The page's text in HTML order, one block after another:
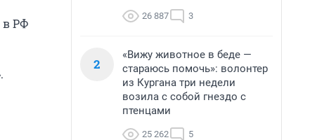
в РФ
26 887 3
2
«Вижу животное в беде —
стараюсь помочь»: волонтер
из Кургана три недели
возила с собой гнездо с
птенцами
25 262 5